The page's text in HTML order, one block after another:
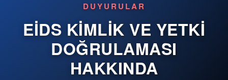
DUYURULAR
EİDS KİMLİK VE YETKİ
DOĞRULAMASI
HAKKINDA